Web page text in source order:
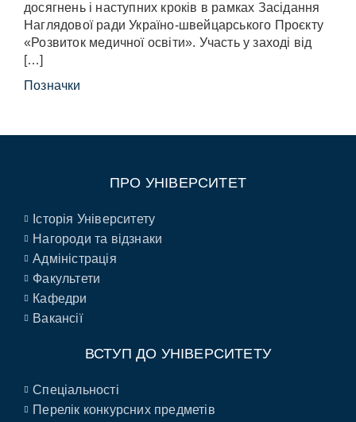
досягнень і наступних кроків в рамках Засідання
Наглядової ради Україно-швейцарського Проєкту
«Розвиток медичної освіти». Участь у заході від
[…]
Позначки
ПРО УНІВЕРСИТЕТ
Історія Університету
Нагороди та відзнаки
Адміністрація
Факультети
Кафедри
Вакансії
ВСТУП ДО УНІВЕРСИТЕТУ
Спеціальності
Перелік конкурсних предметів